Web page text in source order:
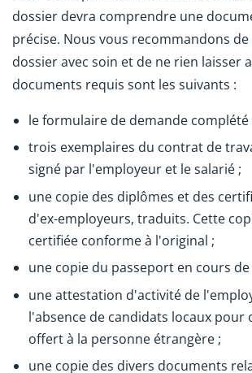
dossier devra comprendre une
précise. Nous vous recommandons
dossier avec soin et de ne rien laisser
documents requis sont les suivants :
le formulaire de demande complété
trois exemplaires du contrat de
signé par l'employeur et le salarié ;
une copie des diplômes et des
d'ex-employeurs, traduits. Cette
certifiée conforme à l'original ;
une copie du passeport en cours
une attestation d'activité de
l'absence de candidats locaux pour
offert à la personne étrangère ;
une copie des divers documents